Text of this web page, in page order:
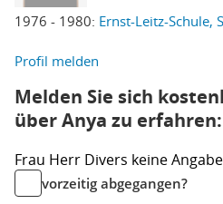
1976 - 1980: Ernst-Leitz-Schule,
Profil melden
Melden Sie sich
über Anya zu erfahren:
Frau Herr Divers keine Angabe
vorzeitig abgegangen?